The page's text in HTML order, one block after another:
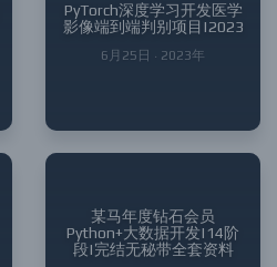
PyTorch深度学习开发医学
影像端到端判别项目|2023
6月25日 · 2023年
某马年度钻石会员
Python+大数据开发|14阶
段|完结无秘带全套资料